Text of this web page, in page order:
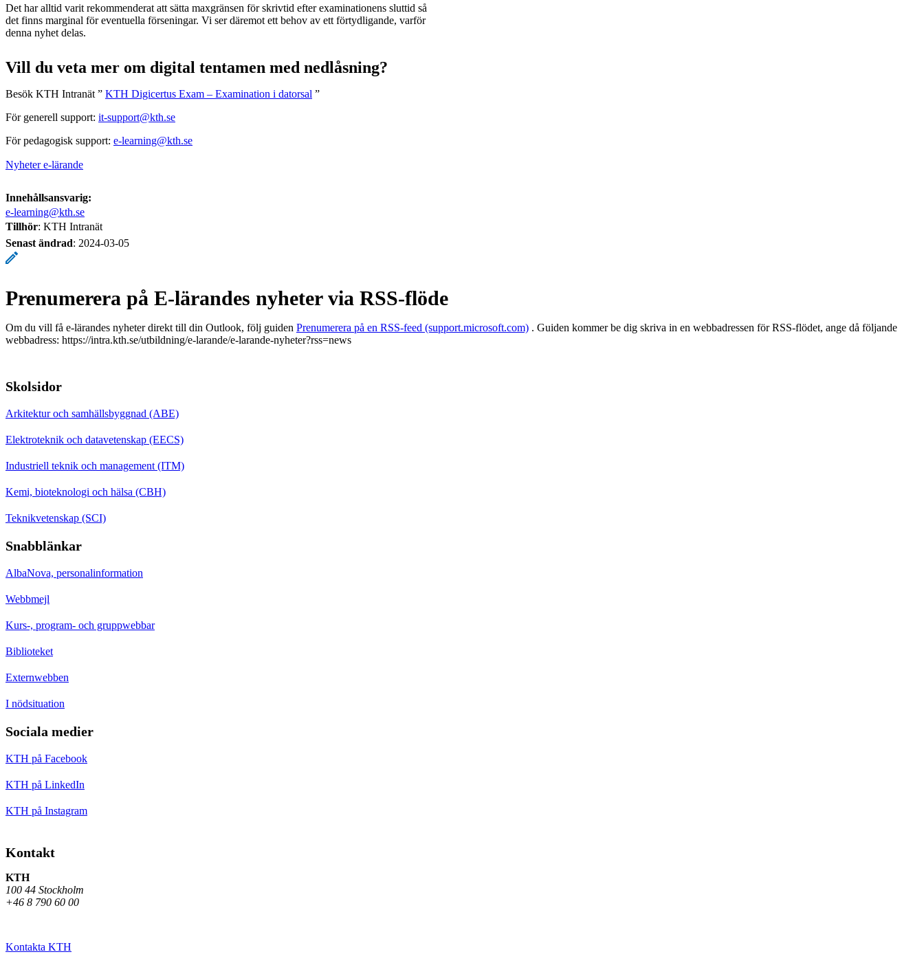
Det har alltid varit rekommenderat att sätta maxgränsen för skrivtid efter examinationens sluttid så
det finns marginal för eventuella förseningar. Vi ser däremot ett behov av ett förtydligande, varför
denna nyhet delas.
Vill du veta mer om digital tentamen med nedlåsning?
Besök KTH Intranät ” KTH Digicertus Exam – Examination i datorsal ”
För generell support: it-support@kth.se
För pedagogisk support: e-learning@kth.se
Nyheter e-lärande
Innehållsansvarig:
e-learning@kth.se
Tillhör: KTH Intranät
Senast ändrad: 2024-03-05
Prenumerera på E-lärandes nyheter via RSS-flöde
Om du vill få e-lärandes nyheter direkt till din Outlook, följ guiden Prenumerera på en RSS-feed (support.microsoft.com) . Guiden kommer be dig skriva in en webbadressen för RSS-flödet, ange då följande
webbadress: https://intra.kth.se/utbildning/e-larande/e-larande-nyheter?rss=news
Skolsidor
Arkitektur och samhällsbyggnad (ABE)
Elektroteknik och datavetenskap (EECS)
Industriell teknik och management (ITM)
Kemi, bioteknologi och hälsa (CBH)
Teknikvetenskap (SCI)
Snabblänkar
AlbaNova, personalinformation
Webbmejl
Kurs-, program- och gruppwebbar
Biblioteket
Externwebben
I nödsituation
Sociala medier
KTH på Facebook
KTH på LinkedIn
KTH på Instagram
Kontakt
KTH
100 44 Stockholm
+46 8 790 60 00
Kontakta KTH